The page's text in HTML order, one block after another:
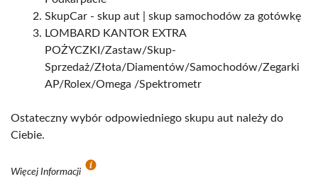
SkupCar - skup aut | skup samochodów za gotówkę
LOMBARD KANTOR EXTRA
POŻYCZKI/Zastaw/Skup-
Sprzedaż/Złota/Diamentów/Samochodów/Zegarki
AP/Rolex/Omega /Spektrometr
Ostateczny wybór odpowiedniego skupu aut należy do
Ciebie.
Więcej Informacji